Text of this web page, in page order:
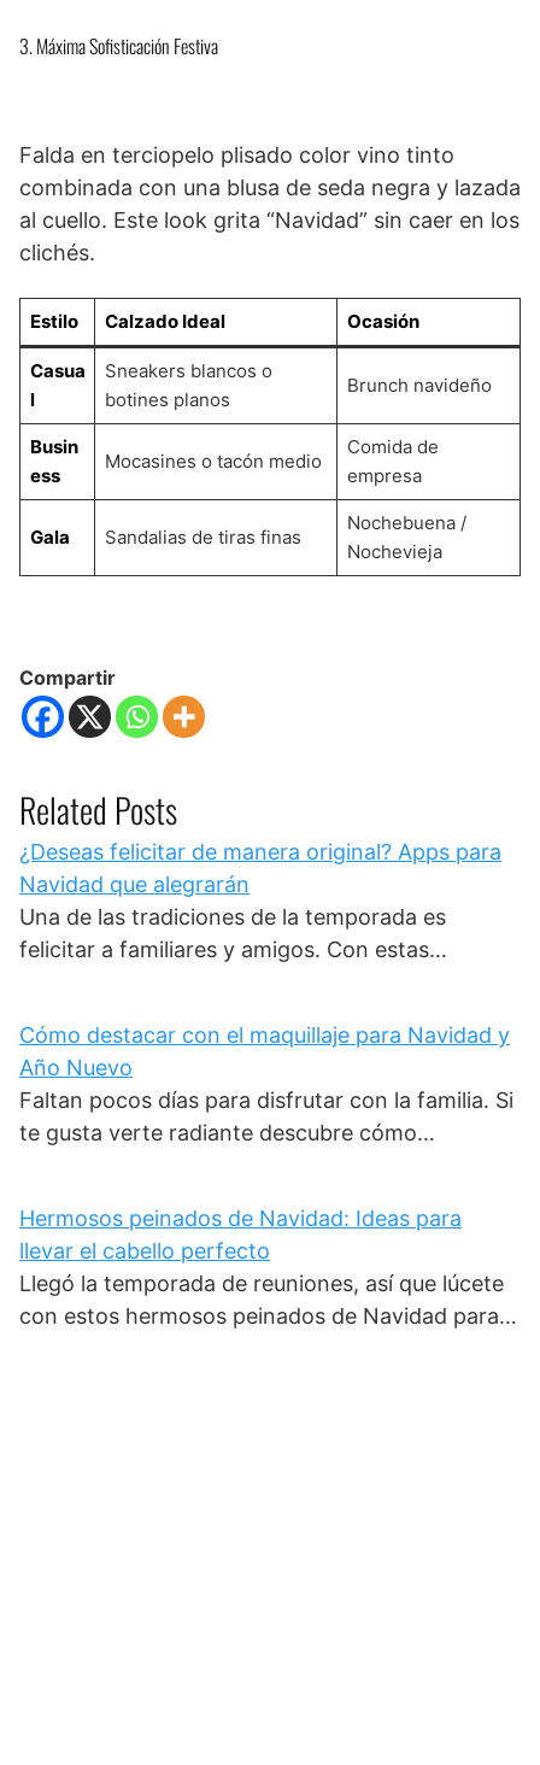
3. Máxima Sofisticación Festiva
Falda en terciopelo plisado color vino tinto
combinada con una blusa de seda negra y lazada
al cuello. Este look grita “Navidad” sin caer en los
clichés.
Estilo Calzado Ideal Ocasión
Casua
l
Sneakers blancos o
botines planos
Brunch navideño
Busin
ess
Mocasines o tacón medio
Comida de
empresa
Gala Sandalias de tiras finas
Nochebuena /
Nochevieja
Compartir
Related Posts
¿Deseas felicitar de manera original? Apps para
Navidad que alegrarán
Una de las tradiciones de la temporada es
felicitar a familiares y amigos. Con estas…
Cómo destacar con el maquillaje para Navidad y
Año Nuevo
Faltan pocos días para disfrutar con la familia. Si
te gusta verte radiante descubre cómo…
Hermosos peinados de Navidad: Ideas para
llevar el cabello perfecto
Llegó la temporada de reuniones, así que lúcete
con estos hermosos peinados de Navidad para…